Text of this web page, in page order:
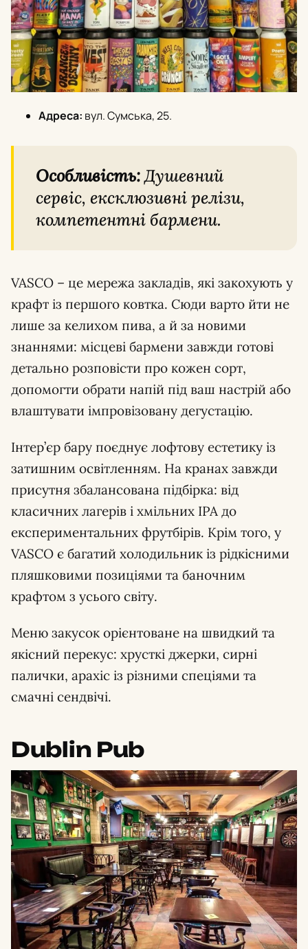
Адреса: вул. Сумська, 25.
Особливість:Душевний
сервіс, ексклюзивні релізи,
компетентні бармени.
VASCO – це мережа закладів, які закохують у
крафт із першого ковтка. Сюди варто йти не
лише за келихом пива, а й за новими
знаннями: місцеві бармени завжди готові
детально розповісти про кожен сорт,
допомогти обрати напій під ваш настрій або
влаштувати імпровізовану дегустацію.
Інтер’єр бару поєднує лофтову естетику із
затишним освітленням. На кранах завжди
присутня збалансована підбірка: від
класичних лагерів і хмільних IPA до
експериментальних фрутбірів. Крім того, у
VASCO є багатий холодильник із рідкісними
пляшковими позиціями та баночним
крафтом з усього світу.
Меню закусок орієнтоване на швидкий та
якісний перекус: хрусткі джерки, сирні
палички, арахіс із різними спеціями та
смачні сендвічі.
Dublin Pub